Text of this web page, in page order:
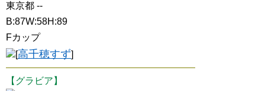
東京都 --
B:87W:58H:89
Fカップ
[高千穂すず]
【グラビア】